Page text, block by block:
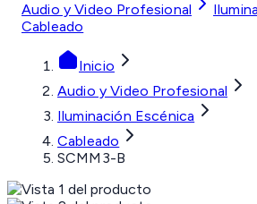
Audio y Video Profesional
Cableado
Inicio
Audio y Video Profesional
Iluminación Escénica
Cableado
SCMM3-B